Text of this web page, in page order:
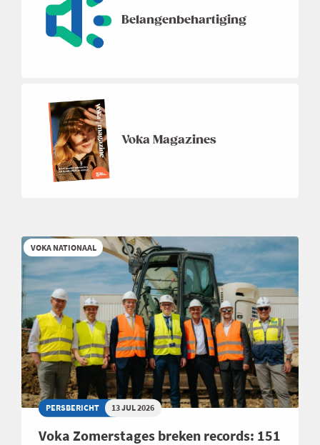
Belangenbehartiging
Voka Magazines
VOKA NATIONAAL
PERSBERICHT 13 JUL 2026
Voka Zomerstages breken records: 151